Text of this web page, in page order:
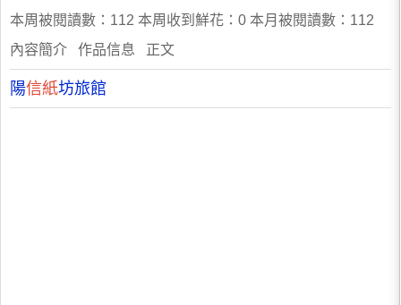
本周被閱讀數：112 本周收到鮮花：0 本月被閱讀數：112
內容簡介 作品信息 正文
陽信紙坊旅館